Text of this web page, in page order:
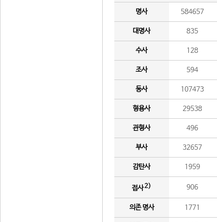
명사 584657
대명사 835
수사 128
조사 594
동사 107473
형용사 29538
관형사 496
부사 32657
감탄사 1959
접사2) 906
의존 명사 1771